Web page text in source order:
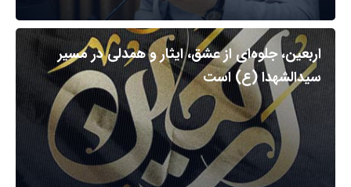
اربعین، جلوه‌ای از عشق، ایثار و همدلی در مسیر
سیدالشهدا (ع) است